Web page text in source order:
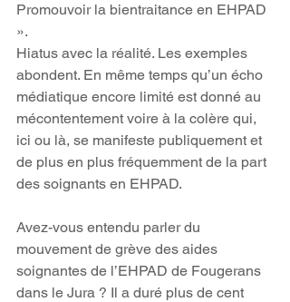
Promouvoir la bientraitance en EHPAD
».
Hiatus avec la réalité. Les exemples
abondent. En même temps qu’un écho
médiatique encore limité est donné au
mécontentement voire à la colère qui,
ici ou là, se manifeste publiquement et
de plus en plus fréquemment de la part
des soignants en EHPAD.
Avez-vous entendu parler du
mouvement de grève des aides
soignantes de l’EHPAD de Fougerans
dans le Jura ? Il a duré plus de cent